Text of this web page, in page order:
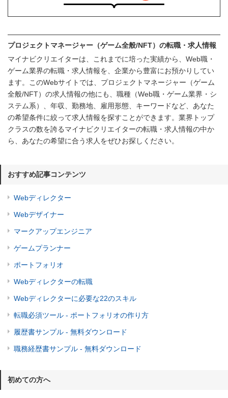
プロジェクトマネージャー（ゲーム全般/NFT）の転職・求人情報
マイナビクリエイターは、これまでに培った実績から、Web職・
ゲーム業界の転職・求人情報を、企業から豊富にお預かりしてい
ます。このWebサイトでは、プロジェクトマネージャー（ゲーム
全般/NFT）の求人情報の他にも、職種（Web職・ゲーム業界・シ
ステム系）、年収、勤務地、雇用形態、キーワードなど、あなた
の希望条件に絞って求人情報を探すことができます。業界トップ
クラスの数を誇るマイナビクリエイターの転職・求人情報の中か
ら、あなたの希望に合う求人をぜひお探しください。
おすすめ記事コンテンツ
Webディレクター
Webデザイナー
マークアップエンジニア
ゲームプランナー
ポートフォリオ
Webディレクターの転職
Webディレクターに必要な22のスキル
転職必須ツール - ポートフォリオの作り方
履歴書サンプル - 無料ダウンロード
職務経歴書サンプル - 無料ダウンロード
初めての方へ